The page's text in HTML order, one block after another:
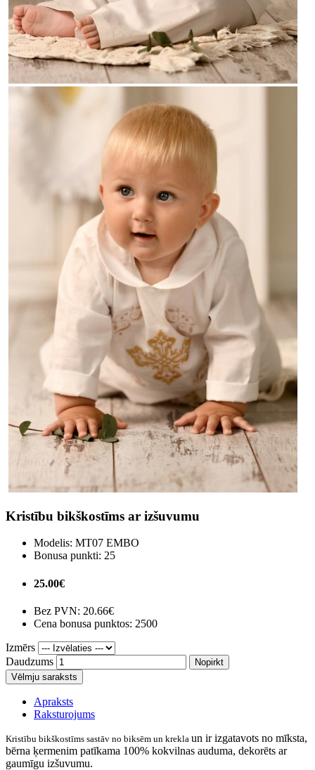
Kristību bikškostīms ar izšuvumu
Modelis: MT07 EMBO
Bonusa punkti: 25
25.00€
Bez PVN: 20.66€
Cena bonusa punktos: 2500
Izmērs
Daudzums
Nopirkt
Vēlmju saraksts
Apraksts
Raksturojums
Kristību bikškostīms sastāv no biksēm un krekla un ir izgatavots no mīksta,
bērna ķermenim patīkama 100% kokvilnas auduma, dekorēts ar
gaumīgu izšuvumu.